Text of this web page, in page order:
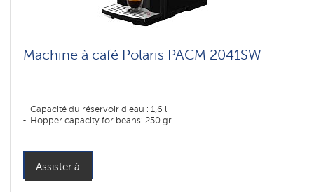
Machine à café Polaris PACM 2041SW
Capacité du réservoir d'eau : 1,6 l
Hopper capacity for beans: 250 gr
Assister à